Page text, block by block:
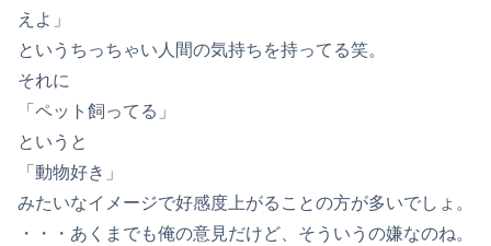
えよ」
というちっちゃい人間の気持ちを持ってる笑。
それに
「ペット飼ってる」
というと
「動物好き」
みたいなイメージで好感度上がることの方が多いでしょ。
・・・あくまでも俺の意見だけど、そういうの嫌なのね。